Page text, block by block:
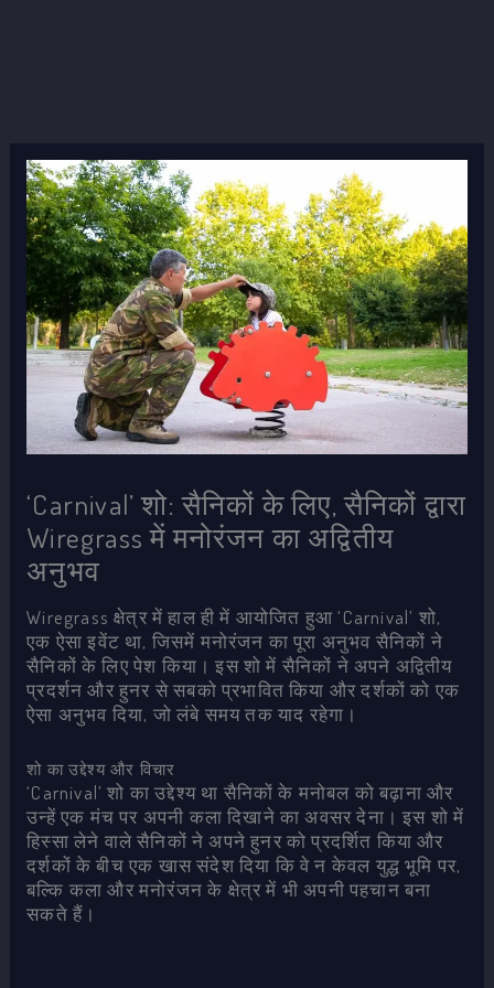
‘Carnival’ शो: सैनिकों के लिए, सैनिकों द्वारा
Wiregrass में मनोरंजन का अद्वितीय
अनुभव
Wiregrass क्षेत्र में हाल ही में आयोजित हुआ ‘Carnival’ शो,
एक ऐसा इवेंट था, जिसमें मनोरंजन का पूरा अनुभव सैनिकों ने
सैनिकों के लिए पेश किया। इस शो में सैनिकों ने अपने अद्वितीय
प्रदर्शन और हुनर से सबको प्रभावित किया और दर्शकों को एक
ऐसा अनुभव दिया, जो लंबे समय तक याद रहेगा।
शो का उद्देश्य और विचार
‘Carnival’ शो का उद्देश्य था सैनिकों के मनोबल को बढ़ाना और
उन्हें एक मंच पर अपनी कला दिखाने का अवसर देना। इस शो में
हिस्सा लेने वाले सैनिकों ने अपने हुनर को प्रदर्शित किया और
दर्शकों के बीच एक खास संदेश दिया कि वे न केवल युद्ध भूमि पर,
बल्कि कला और मनोरंजन के क्षेत्र में भी अपनी पहचान बना
सकते हैं।